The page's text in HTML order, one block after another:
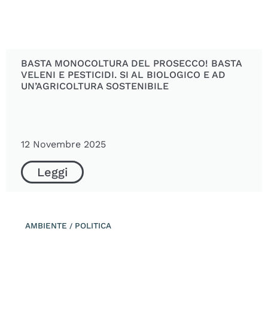
BASTA MONOCOLTURA DEL PROSECCO! BASTA
VELENI E PESTICIDI. SI AL BIOLOGICO E AD
UN’AGRICOLTURA SOSTENIBILE
12 Novembre 2025
Leggi
AMBIENTE / POLITICA